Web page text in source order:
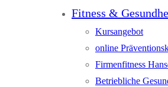
Fitness &
Kursangebot
online
Firmenfitness
Betriebliche